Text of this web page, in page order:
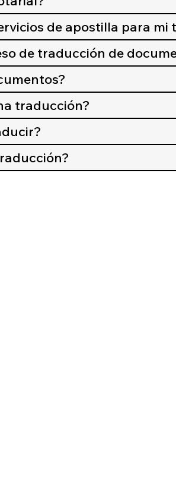
de apostilla para
de traducción de
traducción?